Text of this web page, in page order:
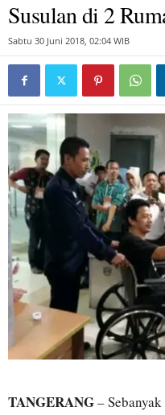
Susulan di 2
Sabtu 30 Juni 2018, 02:04 WIB
TANGERANG–